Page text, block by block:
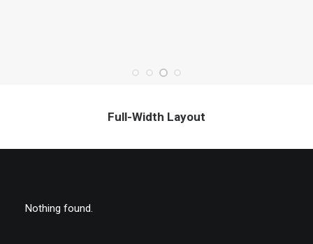
Full-Width Layout
Nothing found.